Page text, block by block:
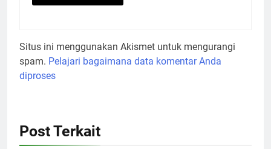
Situs ini menggunakan Akismet untuk mengurangi
spam. Pelajari bagaimana data komentar Anda
diproses
Post Terkait